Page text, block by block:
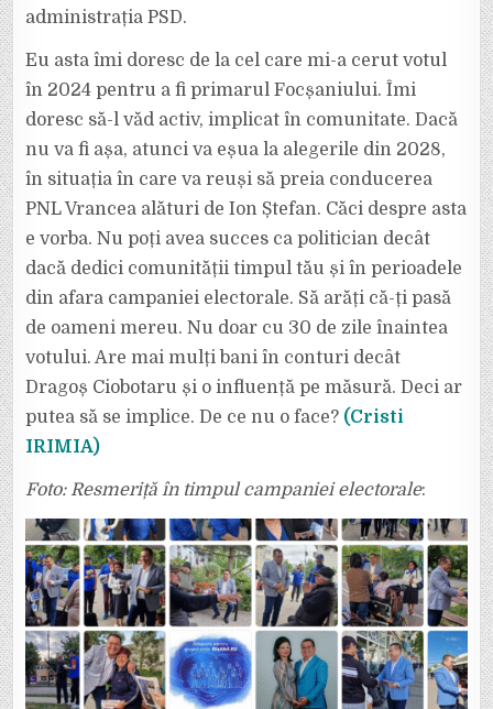
administrația PSD.
Eu asta îmi doresc de la cel care mi-a cerut votul
în 2024 pentru a fi primarul Focșaniului. Îmi
doresc să-l văd activ, implicat în comunitate. Dacă
nu va fi așa, atunci va eșua la alegerile din 2028,
în situația în care va reuși să preia conducerea
PNL Vrancea alături de Ion Ștefan. Căci despre asta
e vorba. Nu poți avea succes ca politician decât
dacă dedici comunității timpul tău și în perioadele
din afara campaniei electorale. Să arăți că-ți pasă
de oameni mereu. Nu doar cu 30 de zile înaintea
votului. Are mai mulți bani în conturi decât
Dragoș Ciobotaru și o influență pe măsură. Deci ar
putea să se implice. De ce nu o face? (Cristi
IRIMIA)
Foto: Resmeriță în timpul campaniei electorale: